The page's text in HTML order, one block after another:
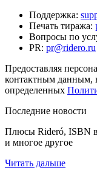
Поддержка:
Печать тиража:
Вопросы по
PR: pr@ridero.ru
Предоставляя
контактным данным,
определенных
Последние новости
Плюсы Rideró, ISBN
и многое другое
Читать дальше